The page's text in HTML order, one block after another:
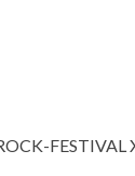
FESTIVAL